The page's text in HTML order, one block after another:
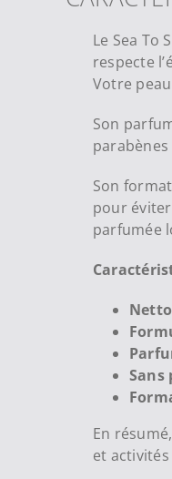
Le Sea To
respecte
Votre
Son
Son
pour
parfumée
Sans
En
et